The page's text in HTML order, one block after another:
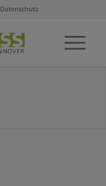
Datenschutz